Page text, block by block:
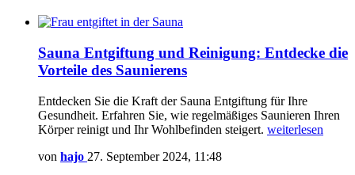
Sauna Entgiftung und Reinigung: Entdecke die
Vorteile des Saunierens
Entdecken Sie die Kraft der Sauna Entgiftung für Ihre
Gesundheit. Erfahren Sie, wie regelmäßiges Saunieren Ihren
Körper reinigt und Ihr Wohlbefinden steigert. weiterlesen
von hajo 27. September 2024, 11:48